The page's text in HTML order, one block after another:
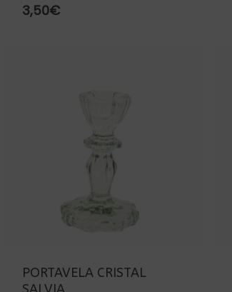
cerrar
3,50€
PORTAVELA CRISTAL
SALVIA